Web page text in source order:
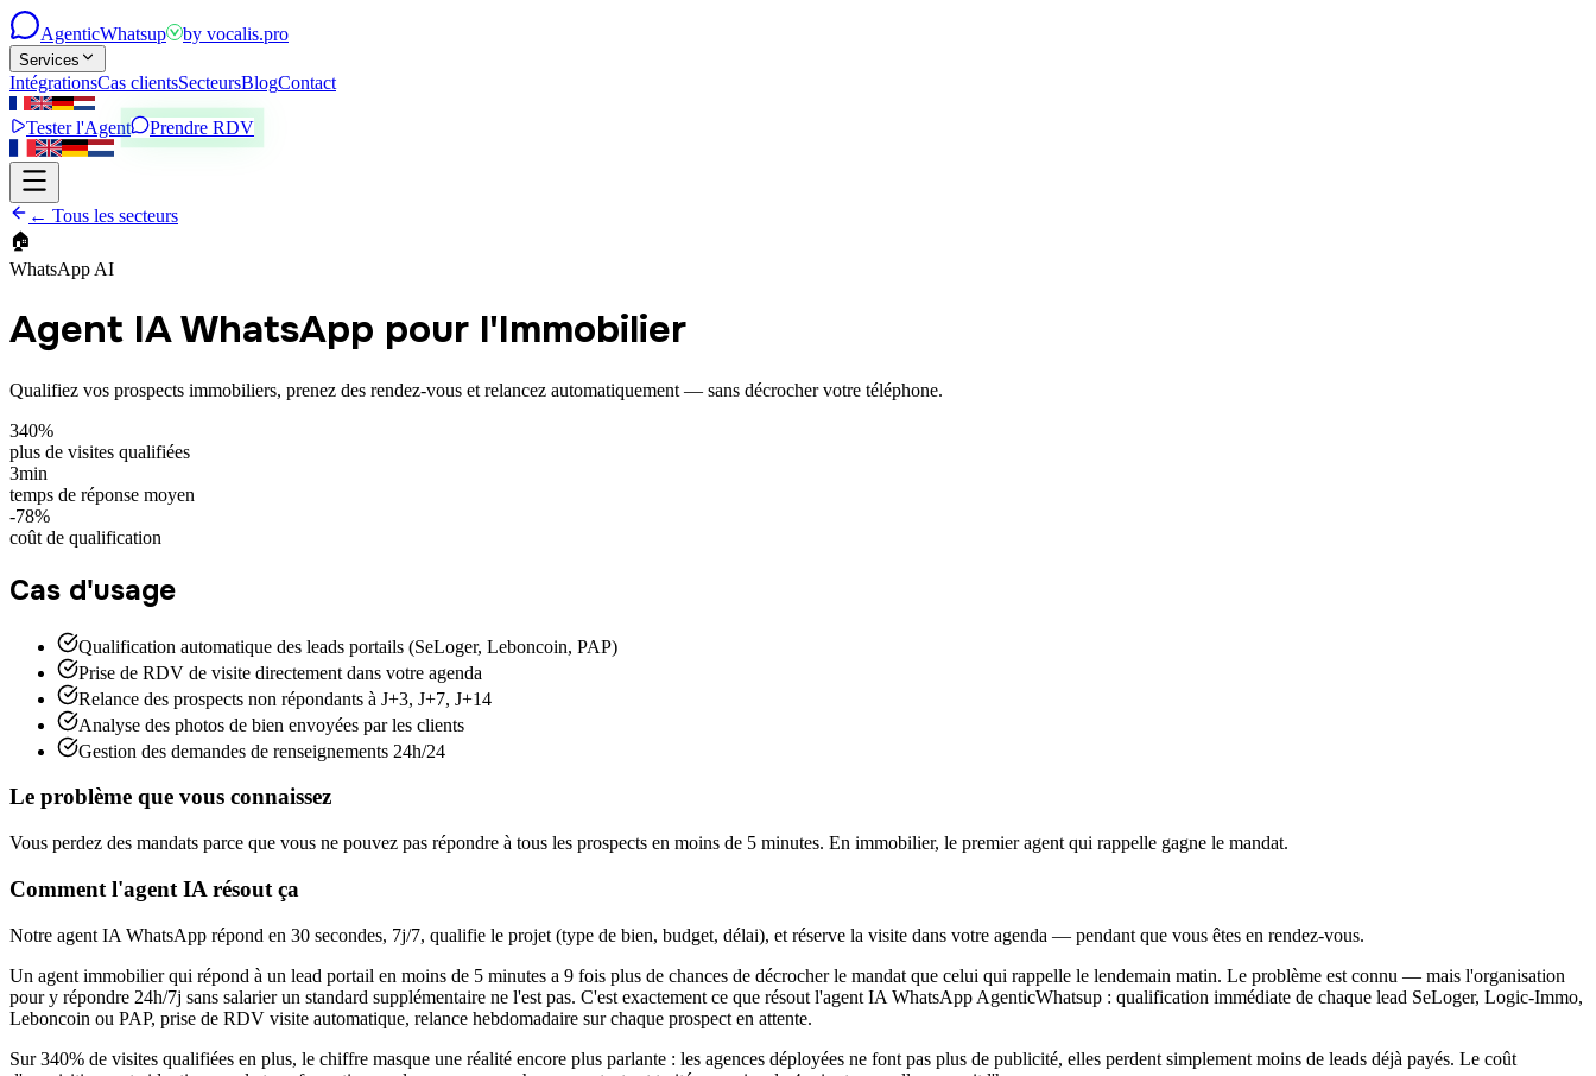
AgenticWhatsup by vocalis.pro
Services
IntégrationsCas clientsSecteursBlogContact
Tester l'Agent Prendre RDV
← Tous les secteurs
🏠
WhatsApp AI
Agent IA WhatsApp pour l'Immobilier
Qualifiez vos prospects immobiliers, prenez des rendez-vous et relancez automatiquement — sans décrocher votre téléphone.
340%
plus de visites qualifiées
3min
temps de réponse moyen
-78%
coût de qualification
Cas d'usage
Qualification automatique des leads portails (SeLoger, Leboncoin, PAP)
Prise de RDV de visite directement dans votre agenda
Relance des prospects non répondants à J+3, J+7, J+14
Analyse des photos de bien envoyées par les clients
Gestion des demandes de renseignements 24h/24
Le problème que vous connaissez
Vous perdez des mandats parce que vous ne pouvez pas répondre à tous les prospects en moins de 5 minutes. En immobilier, le premier agent qui rappelle gagne le mandat.
Comment l'agent IA résout ça
Notre agent IA WhatsApp répond en 30 secondes, 7j/7, qualifie le projet (type de bien, budget, délai), et réserve la visite dans votre agenda — pendant que vous êtes en rendez-vous.
Un agent immobilier qui répond à un lead portail en moins de 5 minutes a 9 fois plus de chances de décrocher le mandat que celui qui rappelle le lendemain matin. Le problème est connu — mais l'organisation
pour y répondre 24h/7j sans salarier un standard supplémentaire ne l'est pas. C'est exactement ce que résout l'agent IA WhatsApp AgenticWhatsup : qualification immédiate de chaque lead SeLoger, Logic-Immo,
Leboncoin ou PAP, prise de RDV visite automatique, relance hebdomadaire sur chaque prospect en attente.
Sur 340% de visites qualifiées en plus, le chiffre masque une réalité encore plus parlante : les agences déployées ne font pas plus de publicité, elles perdent simplement moins de leads déjà payés. Le coût